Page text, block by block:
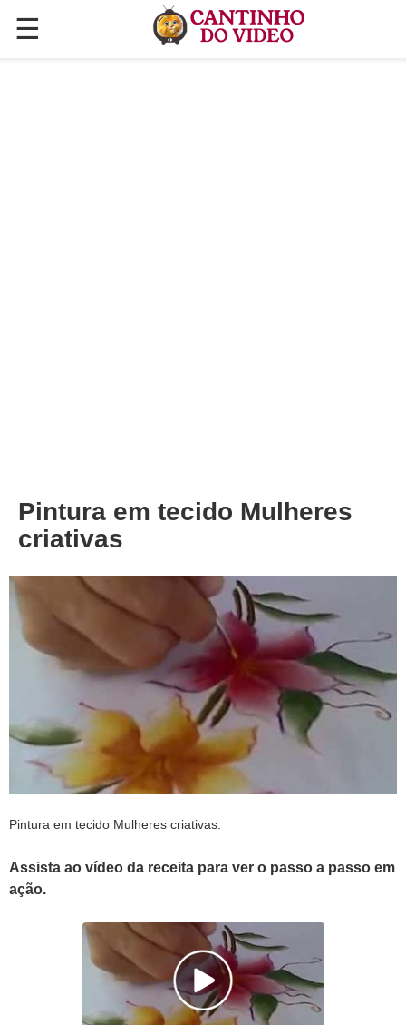
☰
✕
Pintura em tecido Mulheres
criativas
Pintura em tecido Mulheres criativas.
Assista ao vídeo da receita para ver o passo a passo em
ação.